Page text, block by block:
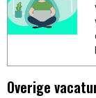
Overige